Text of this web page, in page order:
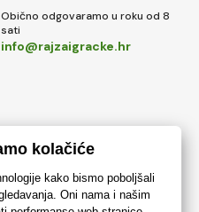
Obično odgovaramo u roku od 8
sati
info@rajzaigracke.hr